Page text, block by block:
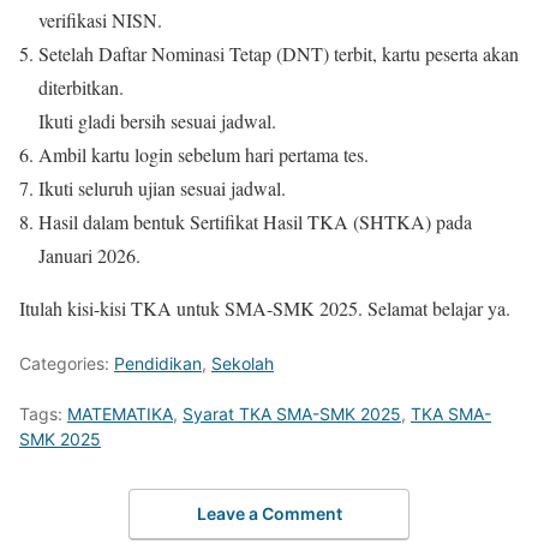
verifikasi NISN.
Setelah Daftar Nominasi Tetap (DNT) terbit, kartu peserta akan
diterbitkan.
Ikuti gladi bersih sesuai jadwal.
Ambil kartu login sebelum hari pertama tes.
Ikuti seluruh ujian sesuai jadwal.
Hasil dalam bentuk Sertifikat Hasil TKA (SHTKA) pada
Januari 2026.
Itulah kisi-kisi TKA untuk SMA-SMK 2025. Selamat belajar ya.
Categories: Pendidikan, Sekolah
Tags: MATEMATIKA, Syarat TKA SMA-SMK 2025, TKA SMA-
SMK 2025
Leave a Comment